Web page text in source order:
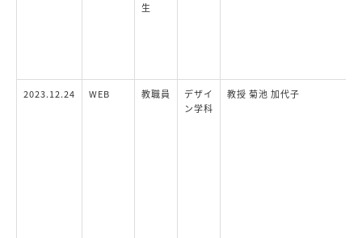
生
2023.12.24 WEB 教職員
デザイ
ン学科
教授 菊池 加代子